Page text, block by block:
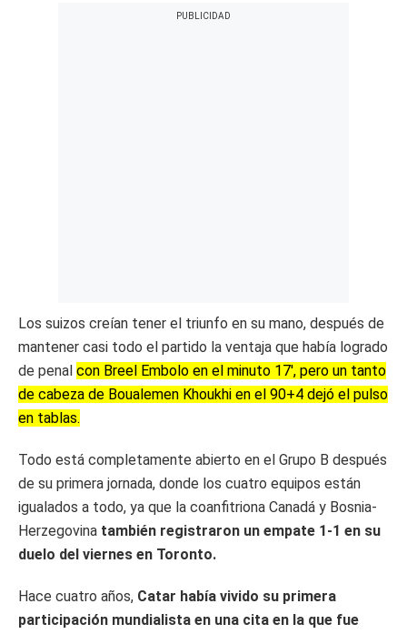
Los suizos creían tener el triunfo en su mano, después de
mantener casi todo el partido la ventaja que había logrado
de penal con Breel Embolo en el minuto 17′, pero un tanto
de cabeza de Boualemen Khoukhi en el 90+4 dejó el pulso
en tablas.
Todo está completamente abierto en el Grupo B después
de su primera jornada, donde los cuatro equipos están
igualados a todo, ya que la coanfitriona Canadá y Bosnia-
Herzegovina también registraron un empate 1-1 en su
duelo del viernes en Toronto.
Hace cuatro años, Catar había vivido su primera
participación mundialista en una cita en la que fue